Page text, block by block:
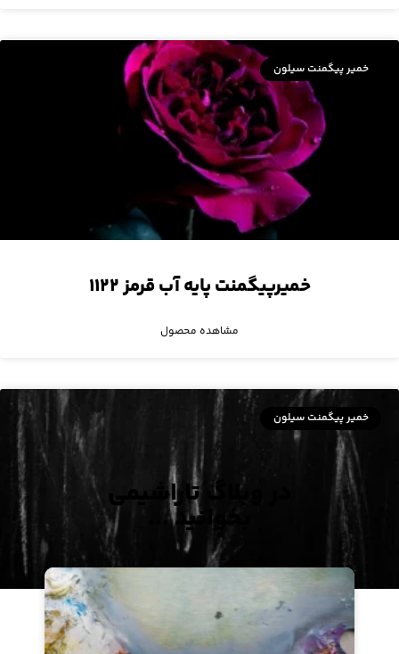
خمیر پیگمنت سیلون
خمیرپیگمنت پایه آب قرمز ۱۱۲۲
مشاهده محصول
خمیر پیگمنت سیلون
پرینتول مشکی ۶۷۳۰
در وبلاگ تاراشیمی
بخوانید ...